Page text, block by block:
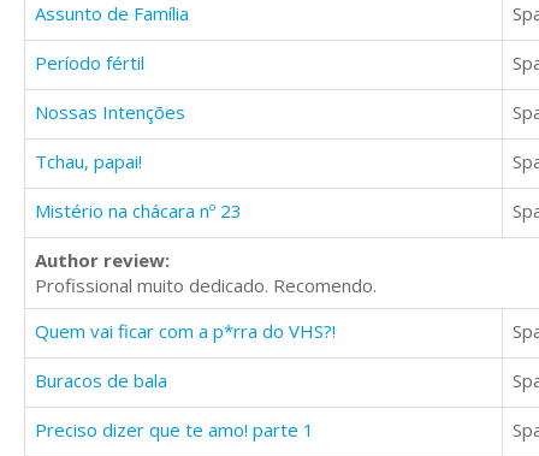
Assunto de Família
Período fértil
Nossas Intenções
Tchau, papai!
Mistério na chácara nº 23
Author review:
Profissional muito dedicado. Recomendo.
Quem vai ficar com a p*rra do VHS?!
Buracos de bala
Preciso dizer que te amo! parte 1